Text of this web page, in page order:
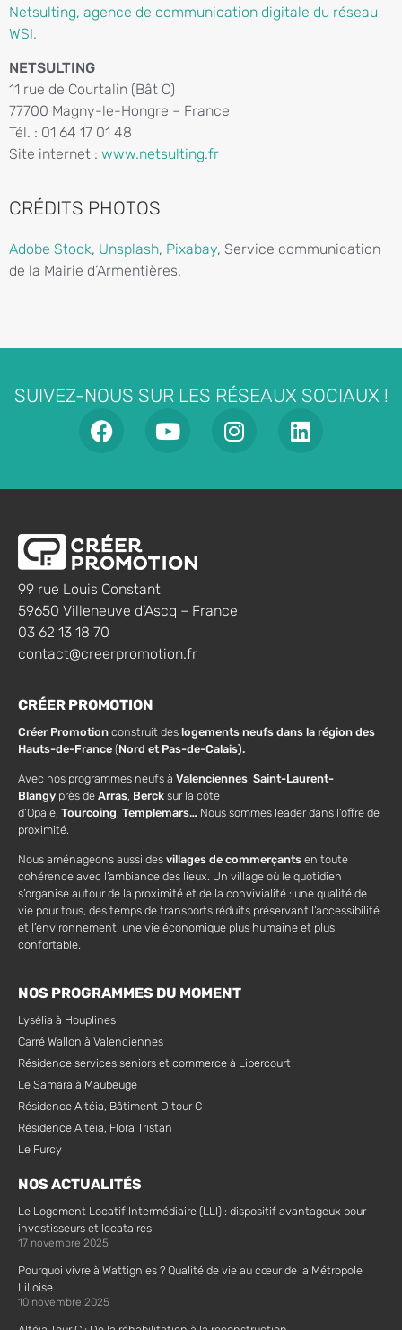
Netsulting, agence de communication digitale du réseau
WSI.
NETSULTING
11 rue de Courtalin (Bât C)
77700 Magny-le-Hongre – France
Tél. : 01 64 17 01 48
Site internet : www.netsulting.fr
CRÉDITS PHOTOS
Adobe Stock, Unsplash, Pixabay, Service communication
de la Mairie d’Armentières.
SUIVEZ-NOUS SUR LES RÉSEAUX SOCIAUX !
99 rue Louis Constant
59650 Villeneuve d’Ascq – France
03 62 13 18 70
contact@creerpromotion.fr
CRÉER PROMOTION
Créer Promotion construit des logements neufs dans la région des
Hauts-de-France (Nord et Pas-de-Calais).
Avec nos programmes neufs à Valenciennes, Saint-Laurent-
Blangy près de Arras, Berck sur la côte
d’Opale, Tourcoing, Templemars… Nous sommes leader dans l’offre de
proximité.
Nous aménageons aussi des villages de commerçants en toute
cohérence avec l’ambiance des lieux. Un village où le quotidien
s’organise autour de la proximité et de la convivialité : une qualité de
vie pour tous, des temps de transports réduits préservant l’accessibilité
et l’environnement, une vie économique plus humaine et plus
confortable.
NOS PROGRAMMES DU MOMENT
Lysélia à Houplines
Carré Wallon à Valenciennes
Résidence services seniors et commerce à Libercourt
Le Samara à Maubeuge
Résidence Altéia, Bâtiment D tour C
Résidence Altéia, Flora Tristan
Le Furcy
NOS ACTUALITÉS
Le Logement Locatif Intermédiaire (LLI) : dispositif avantageux pour
investisseurs et locataires
17 novembre 2025
Pourquoi vivre à Wattignies ? Qualité de vie au cœur de la Métropole
Lilloise
10 novembre 2025